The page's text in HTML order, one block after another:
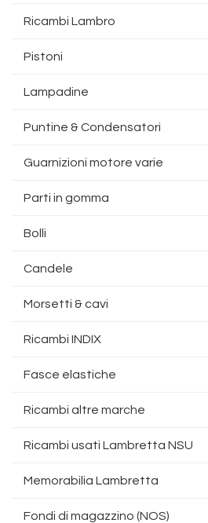
Ricambi Lambro
Pistoni
Lampadine
Puntine & Condensatori
Guarnizioni motore varie
Parti in gomma
Bolli
Candele
Morsetti & cavi
Ricambi INDIX
Fasce elastiche
Ricambi altre marche
Ricambi usati Lambretta NSU
Memorabilia Lambretta
Fondi di magazzino (NOS)